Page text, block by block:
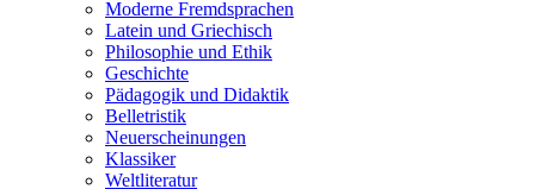
Moderne Fremdsprachen
Latein und Griechisch
Philosophie und Ethik
Geschichte
Pädagogik und Didaktik
Belletristik
Neuerscheinungen
Klassiker
Weltliteratur